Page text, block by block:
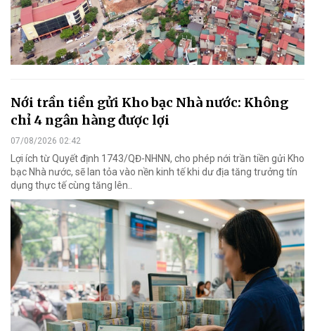
Nới trần tiền gửi Kho bạc Nhà nước: Không
chỉ 4 ngân hàng được lợi
07/08/2026 02:42
Lợi ích từ Quyết định 1743/QĐ-NHNN, cho phép nới trần tiền gửi Kho
bạc Nhà nước, sẽ lan tỏa vào nền kinh tế khi dư địa tăng trưởng tín
dụng thực tế cùng tăng lên..